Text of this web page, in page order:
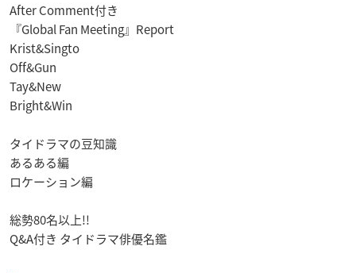
After Comment付き
『Global Fan Meeting』Report
Krist&Singto
Off&Gun
Tay&New
Bright&Win
タイドラマの豆知識
あるある編
ロケーション編
総勢80名以上!!
Q&A付き タイドラマ俳優名鑑